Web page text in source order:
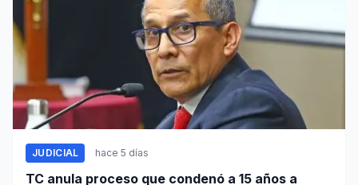
JUDICIAL hace 5 días
TC anula proceso que condenó a 15 años a